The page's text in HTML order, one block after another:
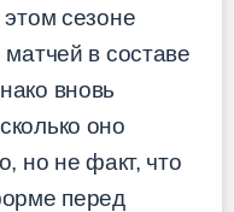
сезоне
в составе
вновь
оно
но не факт, что
перед